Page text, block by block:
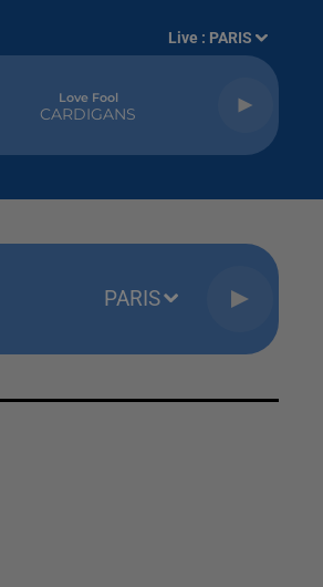
Live : PARIS
Love Fool
CARDIGANS
PARIS